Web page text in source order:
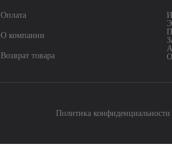
Оплата
О компании
Возврат товара
Политика конфиденциальности